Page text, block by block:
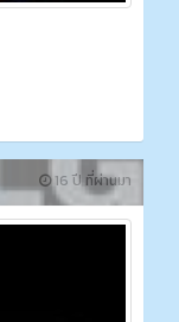
16 ปี ที่ผ่านมา